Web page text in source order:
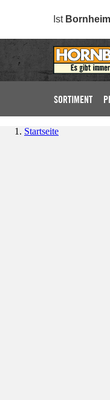
Ist
SORTIMENT
Startseite